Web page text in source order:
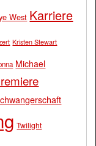
West Karriere
Kristen Stewart
Michael
Twilight